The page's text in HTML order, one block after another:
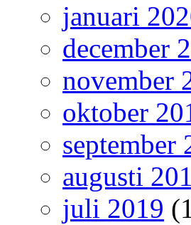
januari
december
november
oktober
september
augusti
juli 2019